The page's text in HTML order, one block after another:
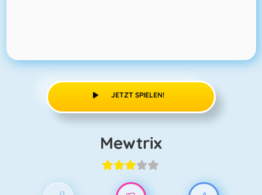
JETZT SPIELEN!
Mewtrix